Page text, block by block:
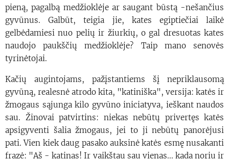
pieną, pagalbą medžioklėje ar saugant būstą -nešančius
gyvūnus. Galbūt, teigia jie, kates egiptiečiai laikė
gelbėdamiesi nuo pelių ir žiurkių, o gal dresuotas kates
naudojo paukščių medžioklėje? Taip mano senovės
tyrinėtojai.
Kačių augintojams, pažįstantiems šį nepriklausomą
gyvūną, realesnė atrodo kita, "katiniška", versija: katės ir
žmogaus sąjunga kilo gyvūno iniciatyva, ieškant naudos
sau. Žinovai patvirtins: niekas nebūtų privertęs katės
apsigyventi šalia žmogaus, jei to ji nebūtų panorėjusi
pati. Vien kiek daug pasako auksinė katės esmę nusakanti
frazė: "Aš - katinas! Ir vaikštau sau vienas... kada noriu ir